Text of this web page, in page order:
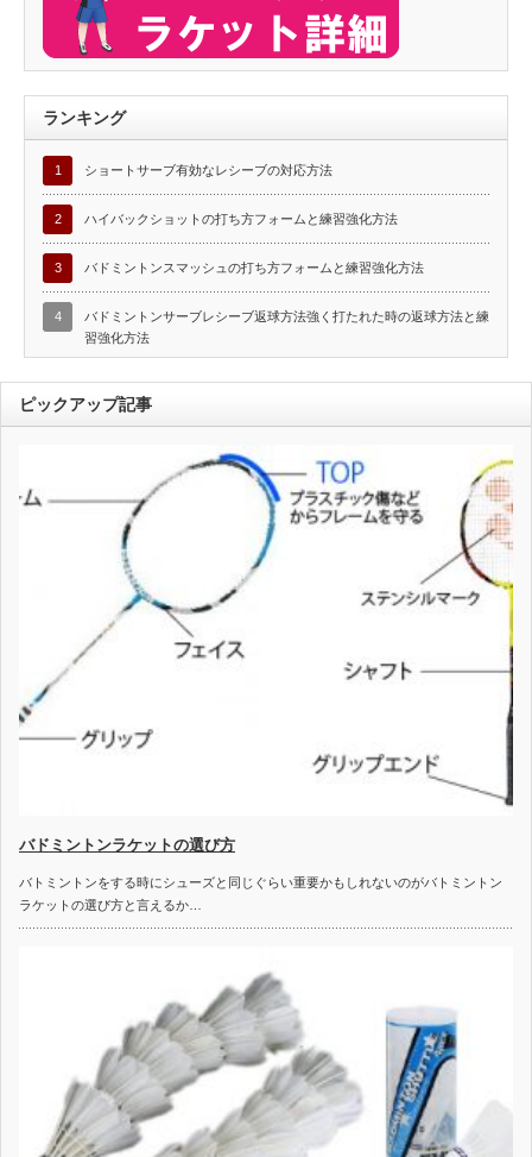
ランキング
1 ショートサーブ有効なレシーブの対応方法
2 ハイバックショットの打ち方フォームと練習強化方法
3 バドミントンスマッシュの打ち方フォームと練習強化方法
4
バドミントンサーブレシーブ返球方法強く打たれた時の返球方法と練
習強化方法
ピックアップ記事
バドミントンラケットの選び方
バトミントンをする時にシューズと同じぐらい重要かもしれないのがバトミントン
ラケットの選び方と言えるか…